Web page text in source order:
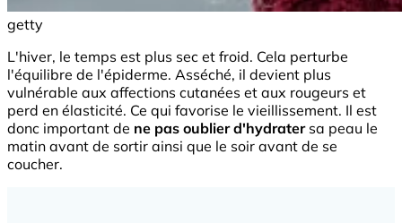
getty
L'hiver, le temps est plus sec et froid. Cela perturbe
l'équilibre de l'épiderme. Asséché, il devient plus
vulnérable aux affections cutanées et aux rougeurs et
perd en élasticité. Ce qui favorise le vieillissement. Il est
donc important de ne pas oublier d'hydratersa peau le
matin avant de sortir ainsi que le soir avant de se
coucher.